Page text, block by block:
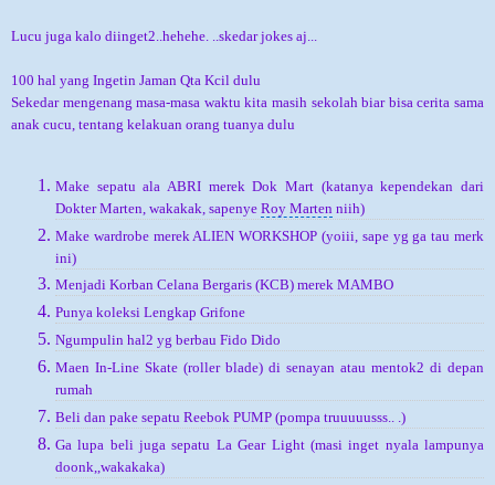
Lucu juga kalo diinget2..hehehe. ..skedar jokes aj...
100 hal yang Ingetin Jaman Qta Kcil dulu
Sekedar mengenang masa-masa waktu kita masih sekolah biar bisa cerita sama
anak cucu, tentang kelakuan orang tuanya dulu
Make sepatu ala ABRI merek Dok Mart (katanya kependekan dari
Dokter Marten, wakakak, sapenye Roy Marten niih)
Make wardrobe merek ALIEN WORKSHOP (yoiii, sape yg ga tau merk
ini)
Menjadi Korban Celana Bergaris (KCB) merek MAMBO
Punya koleksi Lengkap Grifone
Ngumpulin hal2 yg berbau Fido Dido
Maen In-Line Skate (roller blade) di senayan atau mentok2 di depan
rumah
Beli dan pake sepatu Reebok PUMP (pompa truuuuusss.. .)
Ga lupa beli juga sepatu La Gear Light (masi inget nyala lampunya
doonk,,wakakaka)